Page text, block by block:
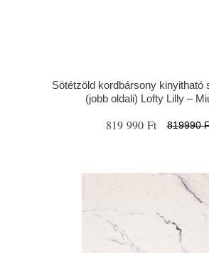
Sötétzöld kordbársony kinyitható
(jobb oldali) Lofty Lilly –
819 990 Ft 819990